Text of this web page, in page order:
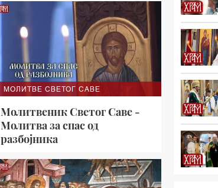
МОЛИТВЕ СВЕТОГ САВЕ
Молитвеник Светог Саве -
Молитва за спас од
разбојника